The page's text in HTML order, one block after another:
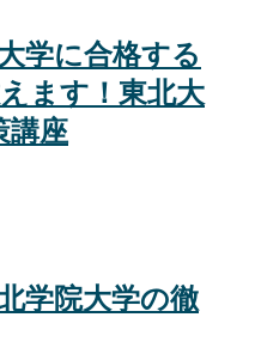
学に合格する
ます！東北大
講座
学院大学の徹